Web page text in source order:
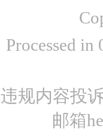
Processed
违规内容投
邮箱